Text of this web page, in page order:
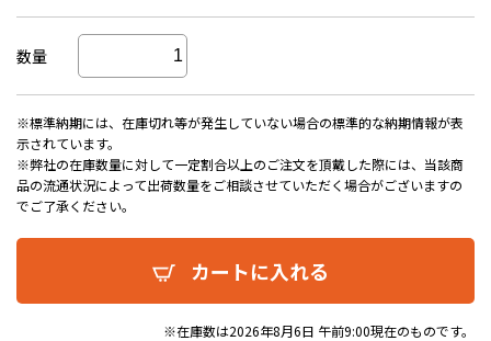
数量
※標準納期には、在庫切れ等が発生していない場合の標準的な納期情報が表
示されています。
※弊社の在庫数量に対して一定割合以上のご注文を頂戴した際には、当該商
品の流通状況によって出荷数量をご相談させていただく場合がございますの
でご了承ください。
カートに入れる
※在庫数は2026年8月6日 午前9:00現在のものです。